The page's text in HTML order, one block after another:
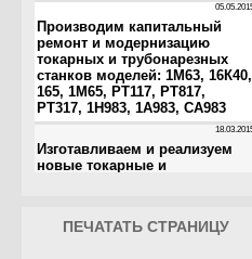
ПЕЧАТАТЬ СТРАНИЦУ